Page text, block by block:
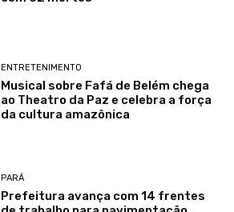
ENTRETENIMENTO
Musical sobre Fafá de Belém chega
ao Theatro da Paz e celebra a força
da cultura amazônica
PARÁ
Prefeitura avança com 14 frentes